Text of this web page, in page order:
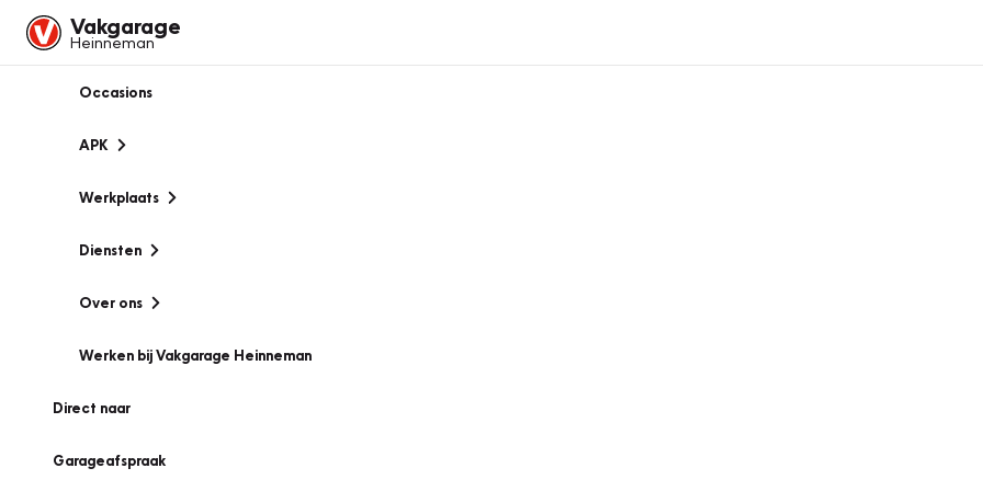
Vakgarage
Heinneman
Occasions
APK
Werkplaats
Diensten
Over ons
Werken bij Vakgarage Heinneman
Direct naar
Garageafspraak